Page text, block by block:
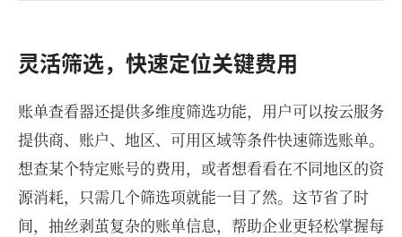
灵活筛选，快速定位关键费用
账单查看器还提供多维度筛选功能，用户可以按云服务
提供商、账户、地区、可用区域等条件快速筛选账单。
想查某个特定账号的费用，或者想看看在不同地区的资
源消耗，只需几个筛选项就能一目了然。这节省了时
间，抽丝剥茧复杂的账单信息，帮助企业更轻松掌握每